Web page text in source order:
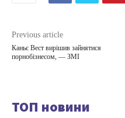
Previous article
Каньє Вест вирішив зайнятися
порнобізнесом, — ЗМІ
ТОП новини